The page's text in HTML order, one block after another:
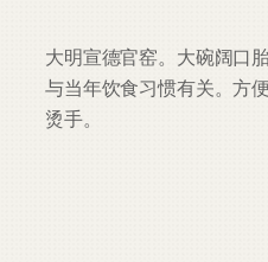
大明宣德官窑。大碗阔口
与当年饮食习惯有关。方
烫手。